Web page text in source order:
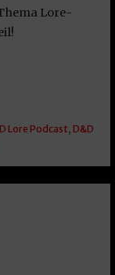
Lore-
Lore Podcast D&D